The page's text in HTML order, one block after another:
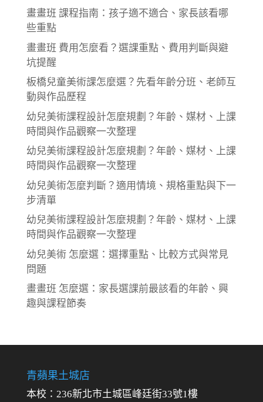
畫畫班 課程指南：孩子適不適合、家長該看哪
些重點
畫畫班 費用怎麼看？選課重點、費用判斷與避
坑提醒
板橋兒童美術課怎麼選？先看年齡分班、老師互
動與作品歷程
幼兒美術課程設計怎麼規劃？年齡、媒材、上課
時間與作品觀察一次整理
幼兒美術課程設計怎麼規劃？年齡、媒材、上課
時間與作品觀察一次整理
幼兒美術怎麼判斷？適用情境、規格重點與下一
步清單
幼兒美術課程設計怎麼規劃？年齡、媒材、上課
時間與作品觀察一次整理
幼兒美術 怎麼選：選擇重點、比較方式與常見
問題
畫畫班 怎麼選：家長選課前最該看的年齡、興
趣與課程節奏
青蘋果土城店
本校：236新北市土城區峰廷街33號1樓